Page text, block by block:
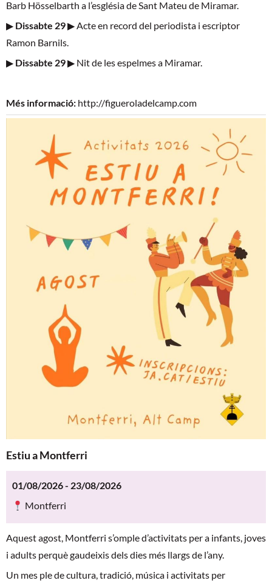
Barb Hösselbarth a l’església de Sant Mateu de Miramar.
▶ Dissabte 29▶ Acte en record del periodista i escriptor
Ramon Barnils.
▶ Dissabte 29▶ Nit de les espelmes a Miramar.
Més informació: http://figueroladelcamp.com
Estiu a Montferri
01/08/2026 - 23/08/2026
Montferri
Aquest agost, Montferri s’omple d’activitats per a infants, joves
i adults perquè gaudeixis dels dies més llargs de l’any.
Un mes ple de cultura, tradició, música i activitats per